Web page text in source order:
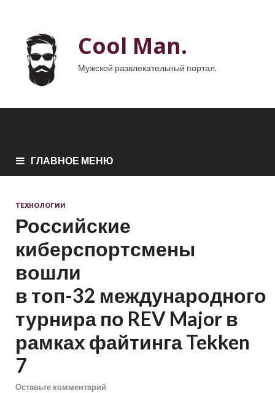
Cool Man.
Мужской развлекательный портал.
ГЛАВНОЕ МЕНЮ
ТЕХНОЛОГИИ
Российские
киберспортсмены
вошли
в топ-32 международного
турнира по REV Major в
рамках файтинга Tekken
7
Оставьте комментарий